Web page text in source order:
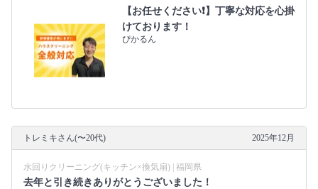
【お任せください❗️】丁寧な対応を心掛
けております！
ぴかるん
トレミキさん(〜20代) 2025年12月
水回りクリーニング(キッチン×換気扇) | 福岡県
去年と引き続きありがとうございました！